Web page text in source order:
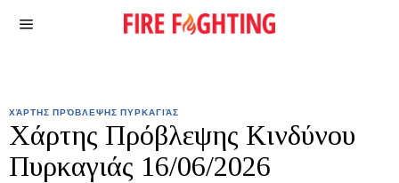
ΧΆΡΤΗΣ ΠΡΌΒΛΕΨΗΣ ΠΥΡΚΑΓΙΆΣ
Χάρτης Πρόβλεψης Κινδύνου
Πυρκαγιάς 16/06/2026